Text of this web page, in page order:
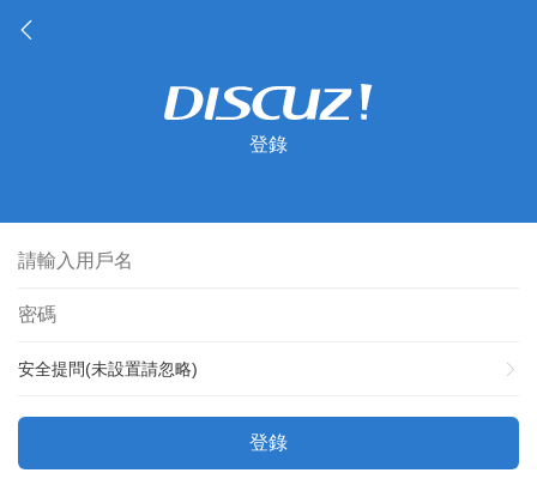
登錄
安全提問(未設置請忽略)
登錄